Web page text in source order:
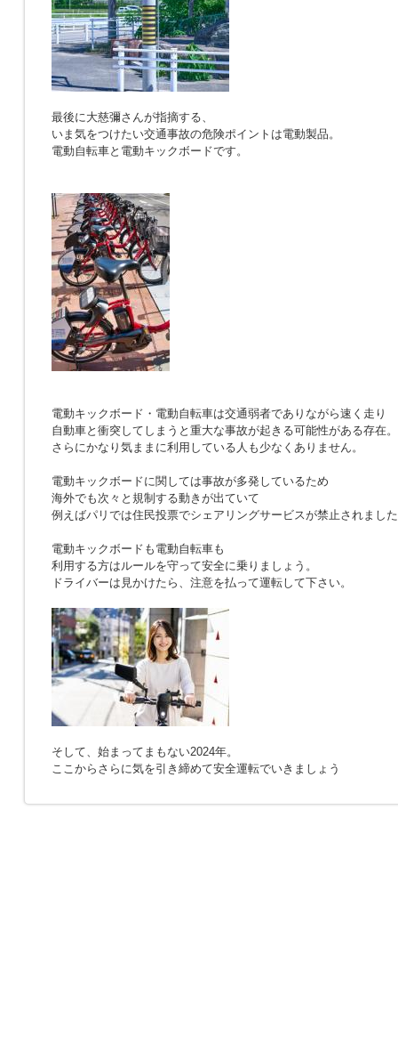
最後に大慈彌さんが指摘する、
いま気をつけたい交通事故の危険ポイントは電動製品。
電動自転車と電動キックボードです。
電動キックボード・電動自転車は交通弱者でありながら速く走り
自動車と衝突してしまうと重大な事故が起きる可能性がある存在。
さらにかなり気ままに利用している人も少なくありません。
電動キックボードに関しては事故が多発しているため
海外でも次々と規制する動きが出ていて
例えばパリでは住民投票でシェアリングサービスが禁止されまし
電動キックボードも電動自転車も
利用する方はルールを守って安全に乗りましょう。
ドライバーは見かけたら、注意を払って運転して下さい。
そして、始まってまもない2024年。
ここからさらに気を引き締めて安全運転でいきましょう